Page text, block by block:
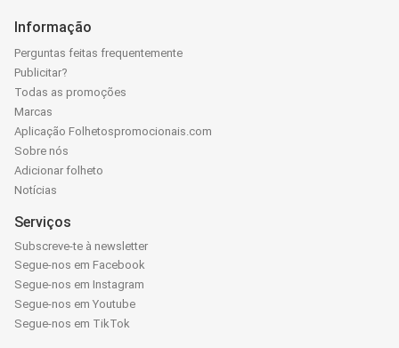
Informação
Perguntas feitas frequentemente
Publicitar?
Todas as promoções
Marcas
Aplicação Folhetospromocionais.com
Sobre nós
Adicionar folheto
Notícias
Serviços
Subscreve-te à newsletter
Segue-nos em Facebook
Segue-nos em Instagram
Segue-nos em Youtube
Segue-nos em TikTok